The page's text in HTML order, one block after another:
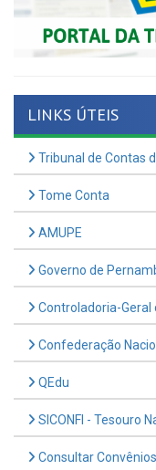
Tribunal de Contas
Tome Conta
AMUPE
Governo de
Controladoria-Geral
Confederação
QEdu
SICONFI - Tesouro
Consultar Convênios
Receber